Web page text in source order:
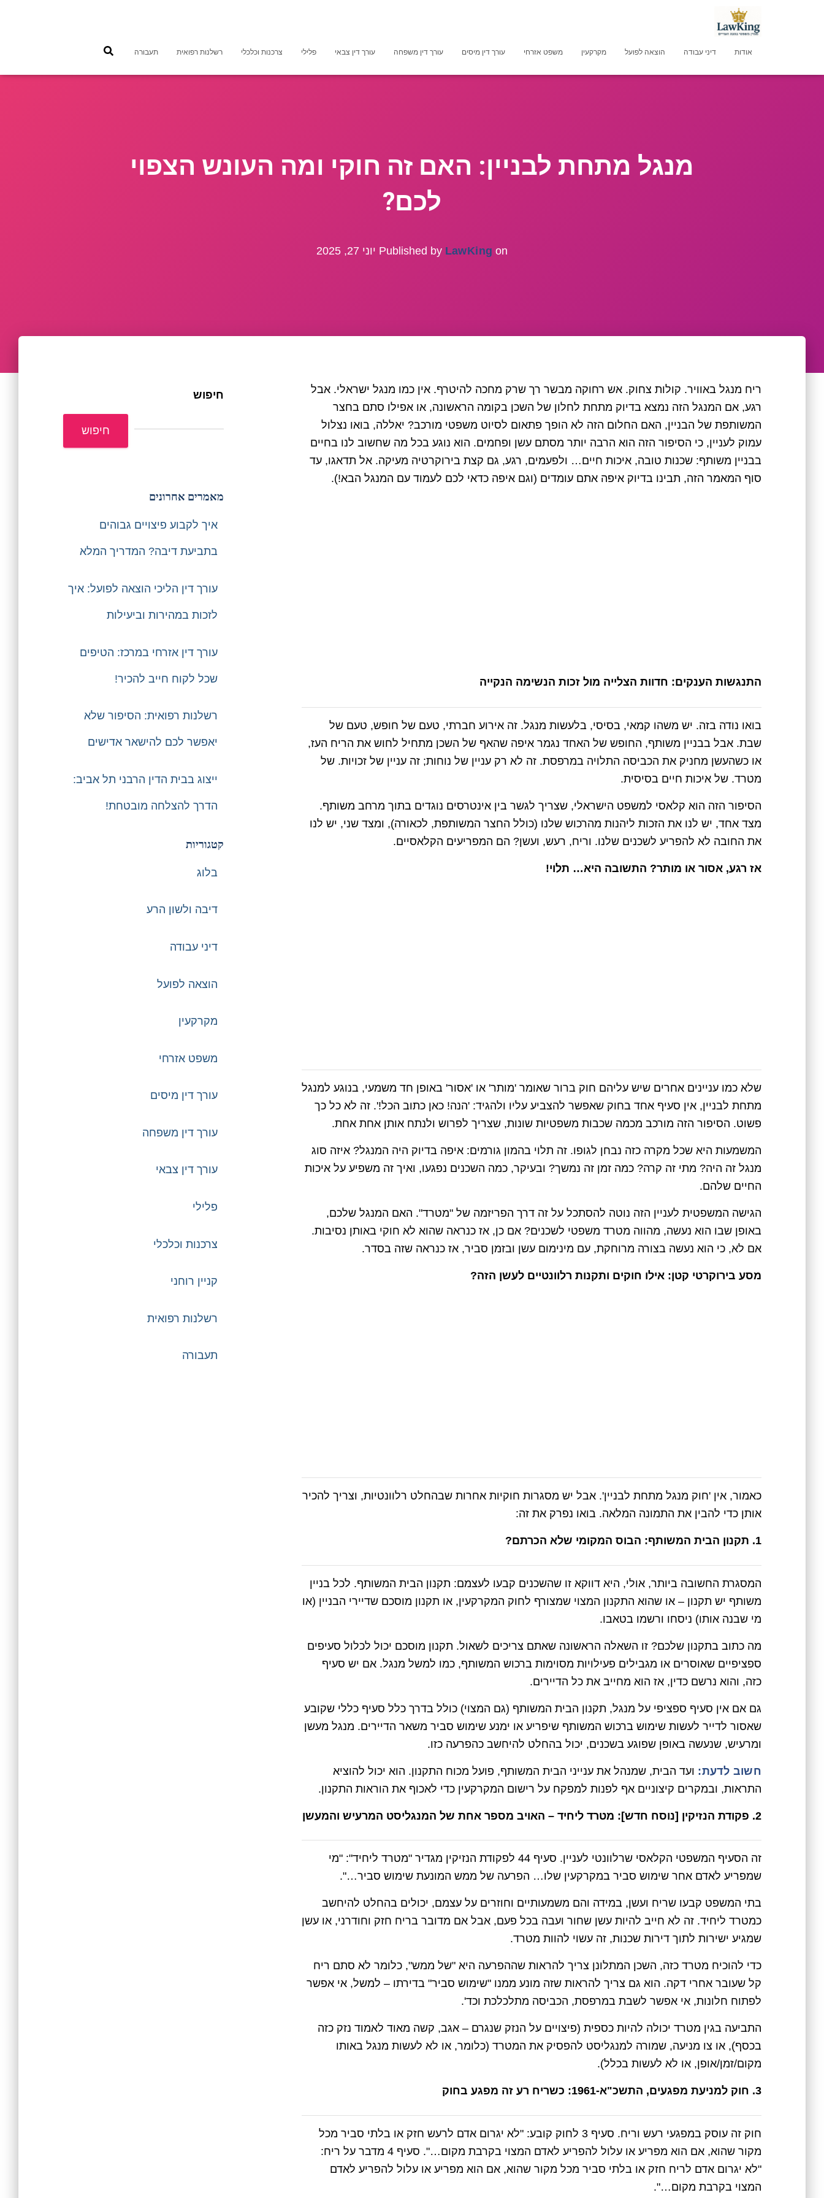
אודות דיני עבודה הוצאה לפועל מקרקעין משפט אזרחי עורך דין מיסים עורך דין משפחה עורך דין צבאי פלילי צרכנות וכלכלי רשלנות רפואית תעבורה
מנגל מתחת לבניין: האם זה חוקי ומה העונש הצפוי
לכם?
Published by LawKing on יוני 27, 2025
ריח מנגל באוויר. קולות צחוק. אש רחוקה מבשר רך שרק מחכה להיטרף. אין כמו מנגל ישראלי. אבל
רגע, אם המנגל הזה נמצא בדיוק מתחת לחלון של השכן בקומה הראשונה, או אפילו סתם בחצר
המשותפת של הבניין, האם החלום הזה לא הופך פתאום לסיוט משפטי מורכב? יאללה, בואו נצלול
עמוק לעניין, כי הסיפור הזה הוא הרבה יותר מסתם עשן ופחמים. הוא נוגע בכל מה שחשוב לנו בחיים
בבניין משותף: שכנות טובה, איכות חיים… ולפעמים, רגע, גם קצת בירוקרטיה מעיקה. אל תדאגו, עד
סוף המאמר הזה, תבינו בדיוק איפה אתם עומדים (וגם איפה כדאי לכם לעמוד עם המנגל הבא!).
התנגשות הענקים: חדוות הצלייה מול זכות הנשימה הנקייה
בואו נודה בזה. יש משהו קמאי, בסיסי, בלעשות מנגל. זה אירוע חברתי, טעם של חופש, טעם של
שבת. אבל בבניין משותף, החופש של האחד נגמר איפה שהאף של השכן מתחיל לחוש את הריח העז,
או כשהעשן מחניק את הכביסה התלויה במרפסת. זה לא רק עניין של נוחות; זה עניין של זכויות. של
מטרד. של איכות חיים בסיסית.
הסיפור הזה הוא קלאסי למשפט הישראלי, שצריך לגשר בין אינטרסים נוגדים בתוך מרחב משותף.
מצד אחד, יש לנו את הזכות ליהנות מהרכוש שלנו (כולל החצר המשותפת, לכאורה), ומצד שני, יש לנו
את החובה לא להפריע לשכנים שלנו. וריח, רעש, ועשן? הם המפריעים הקלאסיים.
אז רגע, אסור או מותר? התשובה היא… תלוי!
שלא כמו עניינים אחרים שיש עליהם חוק ברור שאומר 'מותר' או 'אסור' באופן חד משמעי, בנוגע למנגל
מתחת לבניין, אין סעיף אחד בחוק שאפשר להצביע עליו ולהגיד: 'הנה! כאן כתוב הכל!'. זה לא כל כך
פשוט. הסיפור הזה מורכב מכמה שכבות משפטיות שונות, שצריך לפרוש ולנתח אותן אחת אחת.
המשמעות היא שכל מקרה כזה נבחן לגופו. זה תלוי בהמון גורמים: איפה בדיוק היה המנגל? איזה סוג
מנגל זה היה? מתי זה קרה? כמה זמן זה נמשך? ובעיקר, כמה השכנים נפגעו, ואיך זה משפיע על איכות
החיים שלהם.
הגישה המשפטית לעניין הזה נוטה להסתכל על זה דרך הפריזמה של "מטרד". האם המנגל שלכם,
באופן שבו הוא נעשה, מהווה מטרד משפטי לשכנים? אם כן, אז כנראה שהוא לא חוקי באותן נסיבות.
אם לא, כי הוא נעשה בצורה מרוחקת, עם מינימום עשן ובזמן סביר, אז כנראה שזה בסדר.
מסע בירוקרטי קטן: אילו חוקים ותקנות רלוונטיים לעשן הזה?
כאמור, אין 'חוק מנגל מתחת לבניין'. אבל יש מסגרות חוקיות אחרות שבהחלט רלוונטיות, וצריך להכיר
אותן כדי להבין את התמונה המלאה. בואו נפרק את זה:
1. תקנון הבית המשותף: הבוס המקומי שלא הכרתם?
המסגרת החשובה ביותר, אולי, היא דווקא זו שהשכנים קבעו לעצמם: תקנון הבית המשותף. לכל בניין
משותף יש תקנון – או שהוא התקנון המצוי שמצורף לחוק המקרקעין, או תקנון מוסכם שדיירי הבניין (או
מי שבנה אותו) ניסחו ורשמו בטאבו.
מה כתוב בתקנון שלכם? זו השאלה הראשונה שאתם צריכים לשאול. תקנון מוסכם יכול לכלול סעיפים
ספציפיים שאוסרים או מגבילים פעילויות מסוימות ברכוש המשותף, כמו למשל מנגל. אם יש סעיף
כזה, והוא נרשם כדין, אז הוא מחייב את כל הדיירים.
גם אם אין סעיף ספציפי על מנגל, תקנון הבית המשותף (גם המצוי) כולל בדרך כלל סעיף כללי שקובע
שאסור לדייר לעשות שימוש ברכוש המשותף שיפריע או ימנע שימוש סביר משאר הדיירים. מנגל מעשן
ומרעיש, שנעשה באופן שפוגע בשכנים, יכול בהחלט להיחשב כהפרעה כזו.
חשוב לדעת: ועד הבית, שמנהל את ענייני הבית המשותף, פועל מכוח התקנון. הוא יכול להוציא
התראות, ובמקרים קיצוניים אף לפנות למפקח על רישום המקרקעין כדי לאכוף את הוראות התקנון.
2. פקודת הנזיקין [נוסח חדש]: מטרד ליחיד – האויב מספר אחת של המנגליסט המרעיש והמעשן
זה הסעיף המשפטי הקלאסי שרלוונטי לעניין. סעיף 44 לפקודת הנזיקין מגדיר "מטרד ליחיד": "מי
שמפריע לאדם אחר שימוש סביר במקרקעין שלו… הפרעה של ממש המונעת שימוש סביר…".
בתי המשפט קבעו שריח ועשן, במידה והם משמעותיים וחוזרים על עצמם, יכולים בהחלט להיחשב
כמטרד ליחיד. זה לא חייב להיות עשן שחור ועבה בכל פעם, אבל אם מדובר בריח חזק וחודרני, או עשן
שמגיע ישירות לתוך דירות שכנות, זה עשוי להוות מטרד.
כדי להוכיח מטרד כזה, השכן המתלונן צריך להראות שההפרעה היא "של ממש", כלומר לא סתם ריח
קל שעובר אחרי דקה. הוא גם צריך להראות שזה מונע ממנו "שימוש סביר" בדירתו – למשל, אי אפשר
לפתוח חלונות, אי אפשר לשבת במרפסת, הכביסה מתלכלכת וכד'.
התביעה בגין מטרד יכולה להיות כספית (פיצויים על הנזק שנגרם – אגב, קשה מאוד לאמוד נזק כזה
בכסף), או צו מניעה, שמורה למנגליסט להפסיק את המטרד (כלומר, או לא לעשות מנגל באותו
מקום/זמן/אופן, או לא לעשות בכלל).
3. חוק למניעת מפגעים, התשכ"א-1961: כשריח רע זה מפגע בחוק
חוק זה עוסק במפגעי רעש וריח. סעיף 3 לחוק קובע: "לא יגרום אדם לרעש חזק או בלתי סביר מכל
מקור שהוא, אם הוא מפריע או עלול להפריע לאדם המצוי בקרבת מקום…". סעיף 4 מדבר על ריח:
"לא יגרום אדם לריח חזק או בלתי סביר מכל מקור שהוא, אם הוא מפריע או עלול להפריע לאדם
המצוי בקרבת מקום…".
חיפוש
חיפוש
מאמרים אחרונים
איך לקבוע פיצויים גבוהים
בתביעת דיבה? המדריך המלא
עורך דין הליכי הוצאה לפועל: איך
לזכות במהירות וביעילות
עורך דין אזרחי במרכז: הטיפים
שכל לקוח חייב להכיר!
רשלנות רפואית: הסיפור שלא
יאפשר לכם להישאר אדישים
ייצוג בבית הדין הרבני תל אביב:
הדרך להצלחה מובטחת!
קטגוריות
בלוג
דיבה ולשון הרע
דיני עבודה
הוצאה לפועל
מקרקעין
משפט אזרחי
עורך דין מיסים
עורך דין משפחה
עורך דין צבאי
פלילי
צרכנות וכלכלי
קניין רוחני
רשלנות רפואית
תעבורה